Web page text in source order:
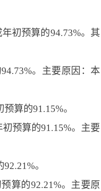
初预算的94.73%。其
。主要原因：本
算的91.15%。
预算的91.15%。主要
。
算的92.21%。主要原